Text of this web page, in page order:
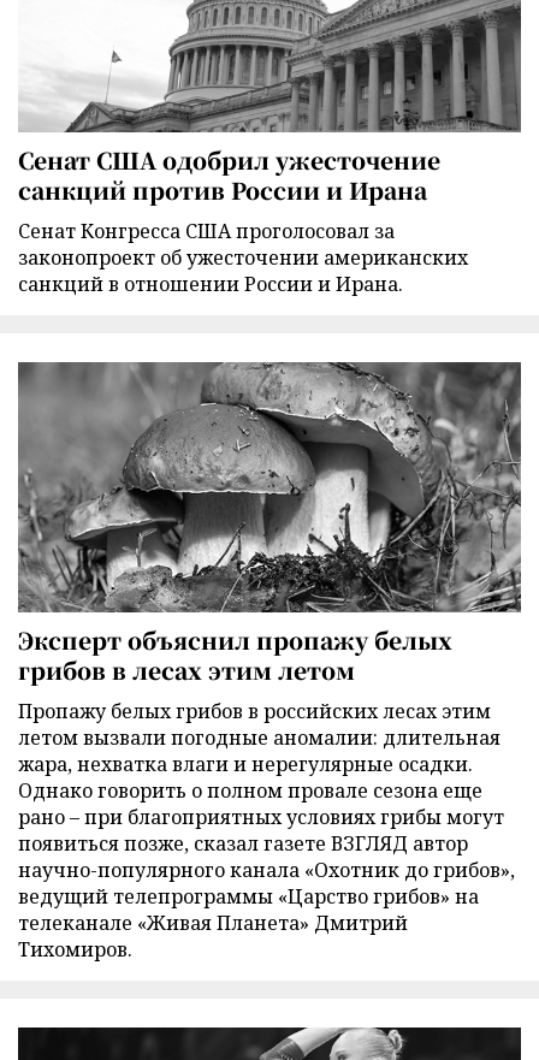
Сенат США одобрил ужесточение
санкций против России и Ирана
Сенат Конгресса США проголосовал за
законопроект об ужесточении американских
санкций в отношении России и Ирана.
Эксперт объяснил пропажу белых
грибов в лесах этим летом
Пропажу белых грибов в российских лесах этим
летом вызвали погодные аномалии: длительная
жара, нехватка влаги и нерегулярные осадки.
Однако говорить о полном провале сезона еще
рано – при благоприятных условиях грибы могут
появиться позже, сказал газете ВЗГЛЯД автор
научно-популярного канала «Охотник до грибов»,
ведущий телепрограммы «Царство грибов» на
телеканале «Живая Планета» Дмитрий
Тихомиров.